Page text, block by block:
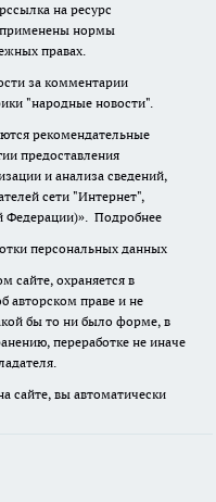
на ресурс
применены нормы
правах.
за комментарии
"народные новости".
рекомендательные
предоставления
и анализа сведений,
сети "Интернет",
Федерации)». Подробнее
персональных данных
сайте, охраняется в
авторском праве и не
бы то ни было форме, в
переработке не иначе
сайте, вы автоматически